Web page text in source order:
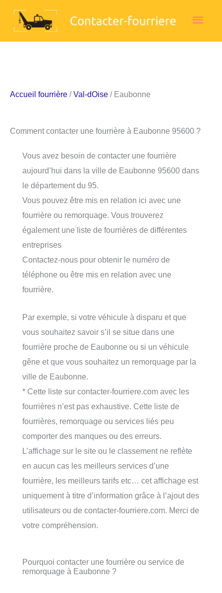
Accueil fourrière /Val-dOise / Eaubonne
Comment contacter une fourrière à Eaubonne 95600 ?
Vous avez besoin de contacter une fourrière
aujourd’hui dans la ville de Eaubonne 95600 dans
le département du 95.
Vous pouvez être mis en relation ici avec une
fourrière ou remorquage. Vous trouverez
également une liste de fourrières de différentes
entreprises
Contactez-nous pour obtenir le numéro de
téléphone ou être mis en relation avec une
fourrière.
Par exemple, si votre véhicule à disparu et que
vous souhaitez savoir s’il se situe dans une
fourrière proche de Eaubonne ou si un véhicule
gêne et que vous souhaitez un remorquage par la
ville de Eaubonne.
* Cette liste sur contacter-fourriere.com avec les
fourrières n’est pas exhaustive. Cette liste de
fourrières, remorquage ou services liés peu
comporter des manques ou des erreurs.
L’affichage sur le site ou le classement ne reflète
en aucun cas les meilleurs services d’une
fourrière, les meilleurs tarifs etc… cet affichage est
uniquement à titre d’information grâce à l’ajout des
utilisateurs ou de contacter-fourriere.com. Merci de
votre compréhension.
Pourquoi contacter une fourrière ou service de
remorquage à Eaubonne ?